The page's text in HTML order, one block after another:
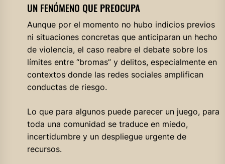
UN FENÓMENO QUE PREOCUPA
Aunque por el momento no hubo indicios previos
ni situaciones concretas que anticiparan un hecho
de violencia, el caso reabre el debate sobre los
límites entre “bromas” y delitos, especialmente en
contextos donde las redes sociales amplifican
conductas de riesgo.
Lo que para algunos puede parecer un juego, para
toda una comunidad se traduce en miedo,
incertidumbre y un despliegue urgente de
recursos.